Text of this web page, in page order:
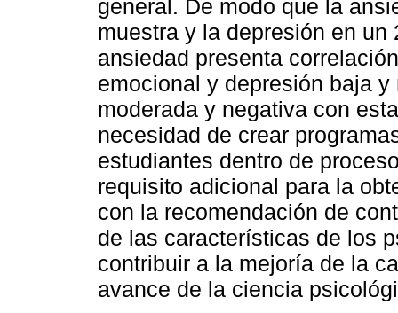
general. De modo que la
muestra y la depresión en
ansiedad presenta
emocional y depresión baja
moderada y negativa con
necesidad de crear
estudiantes dentro de
requisito adicional para la
con la recomendación de
de las características de los
contribuir a la mejoría de la
avance de la ciencia